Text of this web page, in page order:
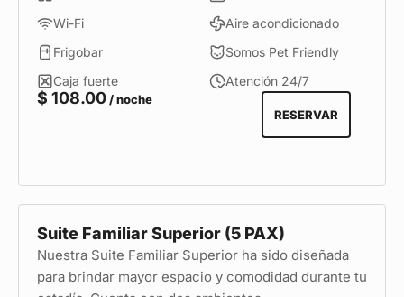
lo necesario para disfrutar de una experiencia
cómoda y funcional en una de las mejores
ubicaciones de Miraflores.
Wi-Fi
Aire acondicionado
Frigobar
Somos Pet Friendly
Caja fuerte
Atención 24/7
$ 108.00 / noche
RESERVAR
Suite Familiar Superior (5 PAX)
Nuestra Suite Familiar Superior ha sido diseñada
para brindar mayor espacio y comodidad durante tu